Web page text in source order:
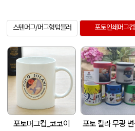
스텐머그/머그형텀블러 포토인쇄머그컵
포토머그컵_코코이